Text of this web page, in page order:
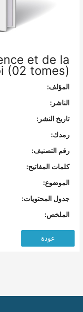
et de la
(02 tomes)
المؤلف:
الناشر:
تاريخ النشر:
رمدك:
رقم التصنيف:
كلمات المفاتيح:
الموضوع:
جدول المحتويات:
الملخص:
عودة